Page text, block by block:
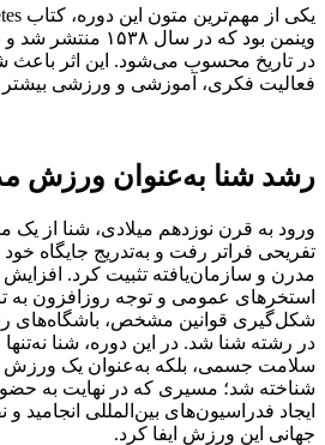
وینمن بود که در
در تاریخ محسوب می‌شود. این اثر باعث
فعالیت فکری، آموزشی و ورزشی بیشتر
رشد شنا به‌عنوان ورزش
ورود به قرن نوزدهم میلادی، شنا از
تفریحی فراتر رفت و به‌تدریج جایگاه
مدرن و سازمان‌یافته تثبیت کرد.
استخرهای عمومی و توجه روزافزون به
شکل‌گیری قوانین مشخص، باشگاه‌های
در رشته شنا شد. در این دوره، شنا نه‌تنها
سلامت جسمی، بلکه به‌عنوان یک ورزش
شناخته شد؛ مسیری که در نهایت به
ایجاد فدراسیون‌های بین‌المللی
جهانی این ورزش ایفا کرد.